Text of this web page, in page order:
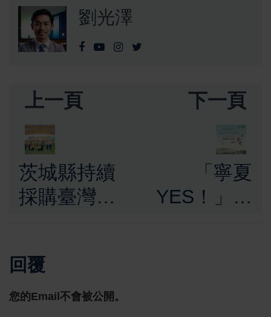
劉光澤
上一頁
茨城縣持續
採購臺灣香
盼未來推紅
龍果入校
下一頁
「寧夏
YES！」雙
回覆
您的Email不會被公開。